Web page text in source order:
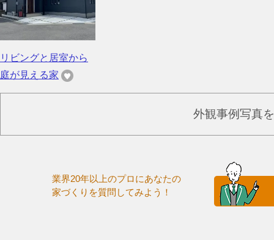
リビングと居室から
庭が見える家
外観事例写真
業界20年以上のプロにあなたの
家づくりを質問してみよう！